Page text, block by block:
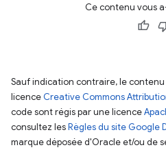
Ce contenu vous
Sauf indication contraire, le
licence Creative Commons
code sont régis par une licence
consultez lesRègles du site Google
marque déposée d'Oracle et/ou de